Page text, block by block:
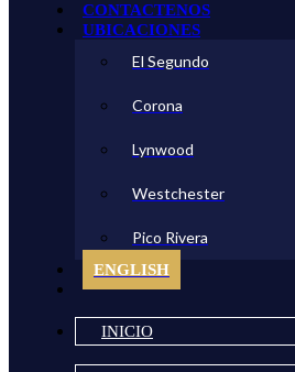
CONTACTENOS
UBICACIONES
El Segundo
Corona
Lynwood
Westchester
Pico Rivera
ENGLISH
INICIO